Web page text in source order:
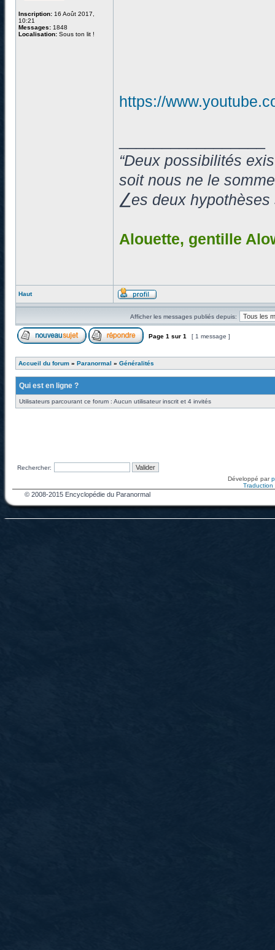
Inscription: 16 Août 2017,
10:21
Messages: 1848
Localisation: Sous ton lit !
https://
“Deux possibilités
soit nous ne le
⎳es deux
Alouette, gentille
Haut
Afficher les messages publiés depuis:
Page 1 sur 1 [ 1 message ]
Accueil du forum » Paranormal » Généralités
Qui est en ligne ?
Utilisateurs parcourant ce forum : Aucun utilisateur inscrit et 4 invités
Rechercher:
Développé par
Traduction
© 2008-2015 Encyclopédie du Paranormal